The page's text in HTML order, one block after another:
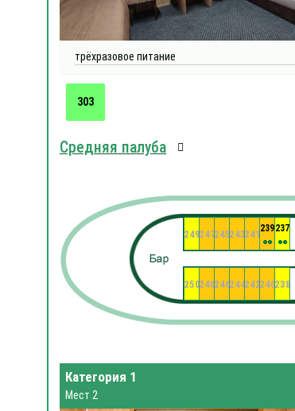
трёхразовое питание
303
Средняя палуба
237
238
239
240
241
242
243
244
245
246
247
248
249
250
Категория 1
Мест 2